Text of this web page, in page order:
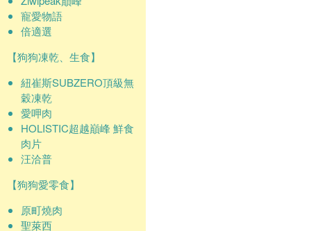
寵愛物語
倍適選
【狗狗凍乾、生食】
紐崔斯SUBZERO頂級無
穀凍乾
愛呷肉
HOLISTIC超越巔峰 鮮食
肉片
汪洽普
【狗狗愛零食】
原町燒肉
聖萊西